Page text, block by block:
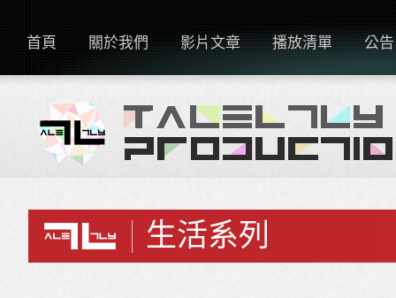
首頁 關於我們 影片文章 播放清單 公告
生活系列